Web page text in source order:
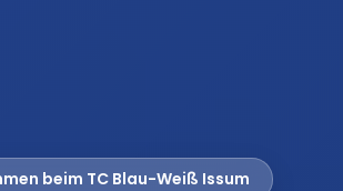
beim TC Blau-Weiß Issum